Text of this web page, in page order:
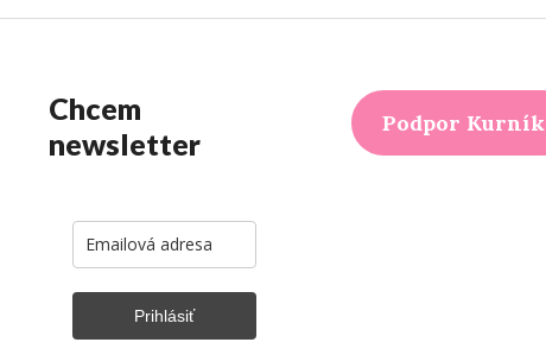
Chcem
newsletter
Prihlásiť
Podpor Kurník